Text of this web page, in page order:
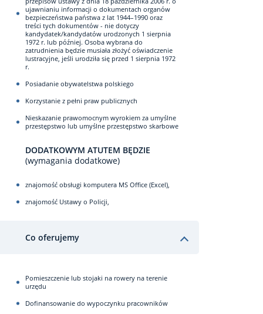
ujawnianiu informacji o dokumentach organów
bezpieczeństwa państwa z lat 1944–1990 oraz
treści tych dokumentów - nie dotyczy
kandydatek/kandydatów urodzonych 1 sierpnia
1972 r. lub później. Osoba wybrana do
zatrudnienia będzie musiała złożyć oświadczenie
lustracyjne, jeśli urodziła się przed 1 sierpnia 1972
r.
Posiadanie obywatelstwa polskiego
Korzystanie z pełni praw publicznych
Nieskazanie prawomocnym wyrokiem za umyślne
przestępstwo lub umyślne przestępstwo skarbowe
DODATKOWYM ATUTEM BĘDZIE
(wymagania dodatkowe)
znajomość obsługi komputera MS Office (Excel),
znajomość Ustawy o Policji,
Co oferujemy
Pomieszczenie lub stojaki na rowery na terenie
urzędu
Dofinansowanie do wypoczynku pracowników